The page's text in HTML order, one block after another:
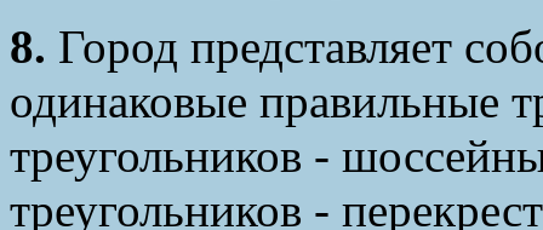
8. Город представляет
одинаковые правильные
треугольников -
треугольников -